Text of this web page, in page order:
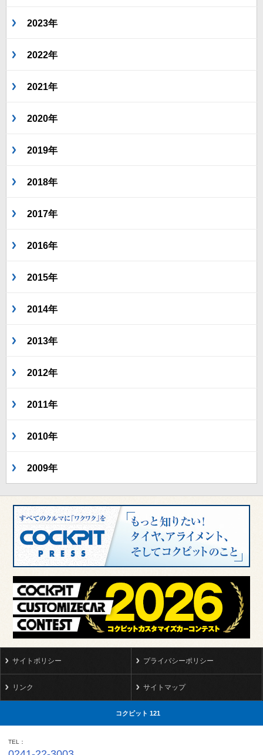
2023年
2022年
2021年
2020年
2019年
2018年
2017年
2016年
2015年
2014年
2013年
2012年
2011年
2010年
2009年
サイトポリシー プライバシーポリシー
リンク サイトマップ
コクピット 121
TEL